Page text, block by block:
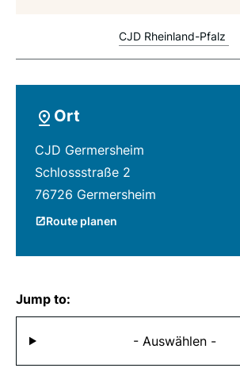
CJD Rheinland-Pfalz
Ort
CJD Germersheim
Schlossstraße 2
76726 Germersheim
Route planen
Jump to:
- Auswählen -